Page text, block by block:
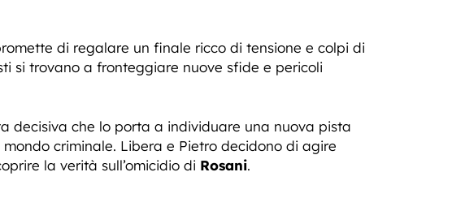
di regalare un finale ricco di tensione e colpi di
si trovano a fronteggiare nuove sfide e pericoli
decisiva che lo porta a individuare una nuova pista
criminale. Libera e Pietro decidono di agire
la verità sull’omicidio di Rosani.